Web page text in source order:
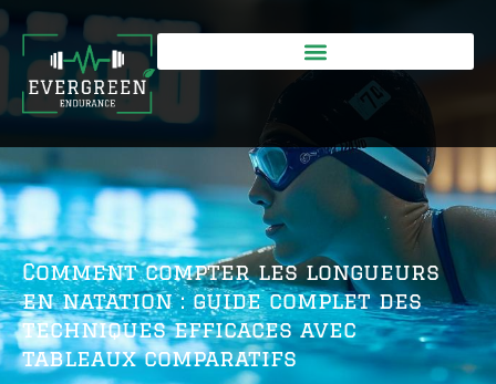
Comment compter les longueurs
en natation : guide complet des
techniques efficaces avec
tableaux comparatifs